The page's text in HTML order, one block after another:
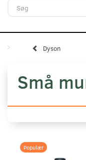
Dyson
Små
Populær